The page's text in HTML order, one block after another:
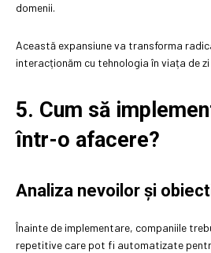
domenii.
Această expansiune va transforma
interacționăm cu tehnologia în viața de zi
5. Cum să
într-o afacere?
Analiza nevoilor și
Înainte de implementare, companiile
repetitive care pot fi automatizate